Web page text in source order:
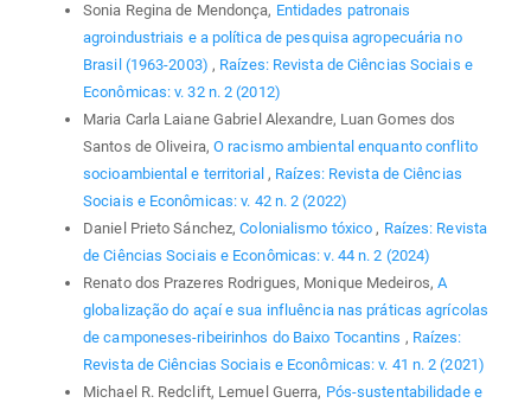
Sonia Regina de Mendonça, Entidades patronais
agroindustriais e a política de pesquisa agropecuária no
Brasil (1963-2003) , Raízes: Revista de Ciências Sociais e
Econômicas: v. 32 n. 2 (2012)
Maria Carla Laiane Gabriel Alexandre, Luan Gomes dos
Santos de Oliveira, O racismo ambiental enquanto conflito
socioambiental e territorial , Raízes: Revista de Ciências
Sociais e Econômicas: v. 42 n. 2 (2022)
Daniel Prieto Sánchez,Colonialismo tóxico, Raízes: Revista
de Ciências Sociais e Econômicas: v. 44 n. 2 (2024)
Renato dos Prazeres Rodrigues, Monique Medeiros, A
globalização do açaí e sua influência nas práticas agrícolas
de camponeses-ribeirinhos do Baixo Tocantins , Raízes:
Revista de Ciências Sociais e Econômicas: v. 41 n. 2 (2021)
Michael R. Redclift, Lemuel Guerra, Pós-sustentabilidade e